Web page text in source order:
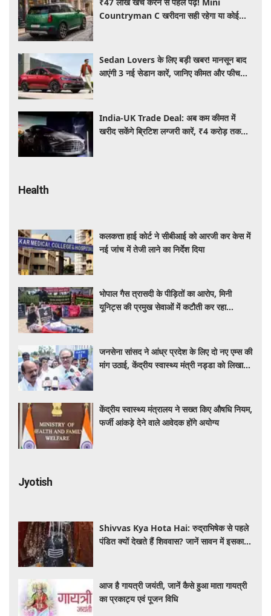
Countryman C खरीदना सही रहेगा या कोई
Sedan Lovers के लिए बड़ी खबर! मानसून बाद
आएंगी 3 नई सेडान कारें, जानिए कीमत और फीचर्स
India-UK Trade Deal: अब कम कीमत में
खरीद सकेंगे ब्रिटिश लग्जरी कारें, ₹4 करोड़ तक
Health
कलकत्ता हाई कोर्ट ने सीबीआई को आरजी कर केस में
नई जांच में तेजी लाने का निर्देश दिया
भोपाल गैस त्रासदी के पीड़ितों का आरोप, मिनी
यूनिट्स की प्रमुख सेवाओं में कटौती कर रहा
जनसेना सांसद ने आंध्र प्रदेश के लिए दो नए एम्स की
मांग उठाई, केंद्रीय स्वास्थ्य मंत्री नड्डा को लिखा
केंद्रीय स्वास्थ्य मंत्रालय ने सख्त किए औषधि नियम,
फर्जी आंकड़े देने वाले आवेदक होंगे अयोग्य
Jyotish
Shivvas Kya Hota Hai: रुद्राभिषेक से पहले
पंडित क्यों देखते हैं शिववास? जानें सावन में इसका
आज है गायत्री जयंती, जानें कैसे हुआ माता गायत्री
का प्रकाट्य एवं पूजन विधि